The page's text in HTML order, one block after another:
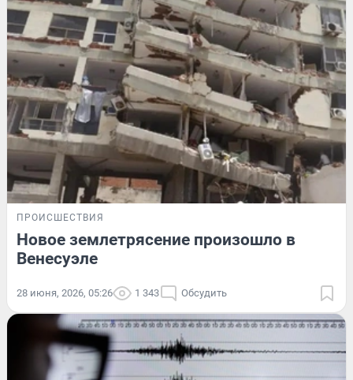
ПРОИСШЕСТВИЯ
Новое землетрясение произошло в
Венесуэле
28 июня, 2026, 05:26 1 343 Обсудить